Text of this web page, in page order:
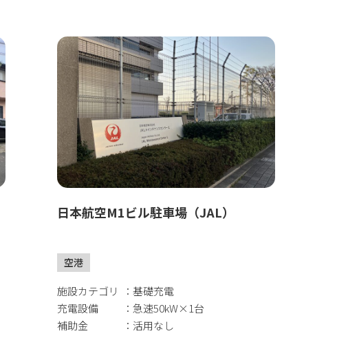
日本航空M1ビル駐車場（JAL）
空港
施設カテゴリ
基礎充電
充電設備
急速50kW×1台
補助金
活用なし